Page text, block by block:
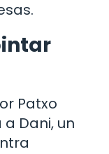
Patxo
Dani, un